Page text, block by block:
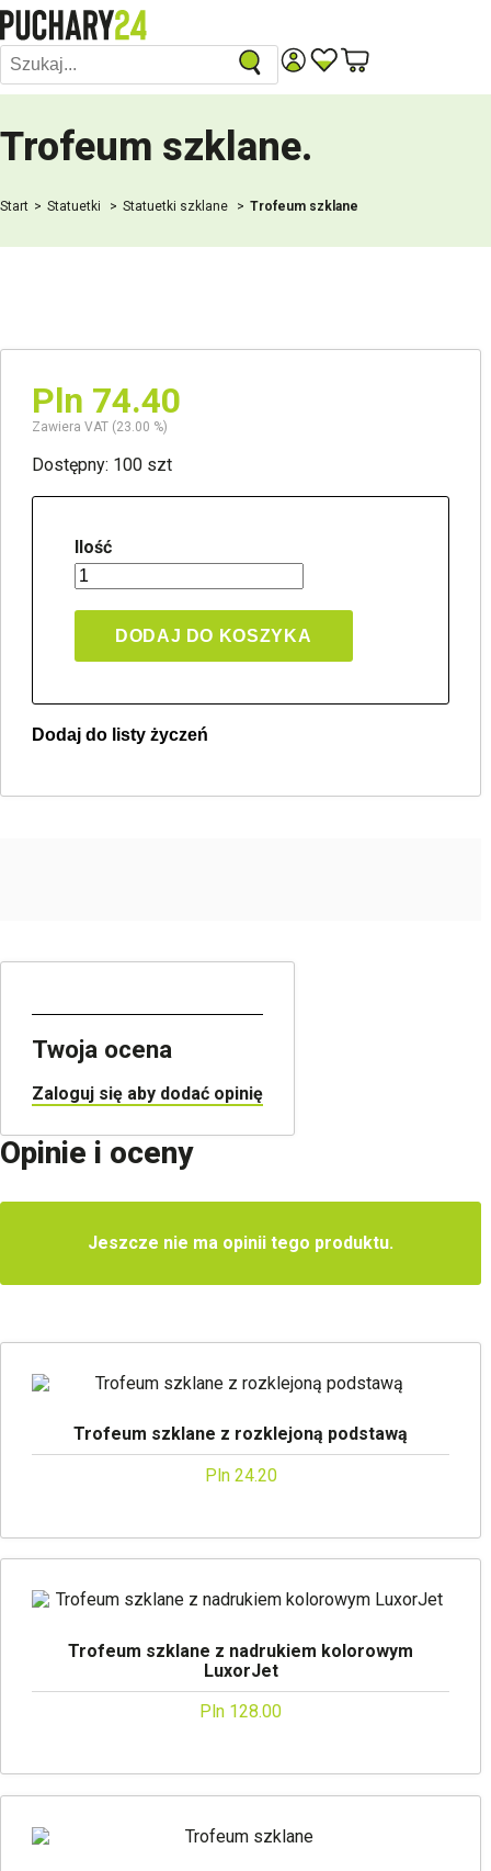
Trofeum szklane.
Start Statuetki Statuetki szklane Trofeum szklane
Pln 74.40
Zawiera VAT (23.00 %)
Dostępny: 100 szt
Ilość
DODAJ DO KOSZYKA
Jeden produkt
Dodaj do listy życzeń
Twoja ocena
Zaloguj się aby dodać opinię
Opinie i oceny
Jeszcze nie ma opinii tego produktu.
Trofeum szklane z rozklejoną podstawą
Pln 24.20
Trofeum szklane z nadrukiem kolorowym
LuxorJet
Pln 128.00